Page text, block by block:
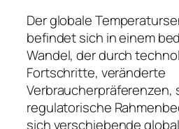
Der globale
befindet sich in einem
Wandel, der durch
Fortschritte, veränderte
Verbraucherpräferenzen,
regulatorische
sich verschiebende